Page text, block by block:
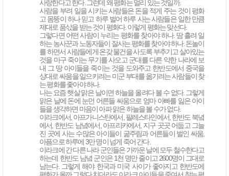
사랑한다고 한다. 그런데 왜 평화는 멀리 있는 것일까.
사람을 부려 일을 시키는 사람들은 돈을 적게 주는 것이 평화
고 몸뚱이 하나 믿고 하루 벌어 하루 사는 사람들은 일한 만큼
제대로 품삯을 받는 것이 평화다. 이렇게 평화는 맞선다.
그렇다면 어떤 사람이 누리는 평화를 찾아야 하나. 땀 흘려 일
하는 농사꾼과 노동자들이 잘사는 평화를 찾아야 하나. 돈놀이
를 하면서 사람들에게 온갖 물건을 사도록 부추기고 살아있는
것을 마구 죽이는 무기를 사오고 군대를 다른 약한 나라에 보
내 그 땅 아이들을 죽이는 것을 도와주고 한반도에서 중국을
상대로 싸움을 일으키려는 미군 부대를 옮기려는 사람들이 찾
는 평화를 좇아야 하나.
나는 요즘 햇살 맑은 날이면 하늘을 올려다 볼 수 없다. 그렇게
맑은 날에 돈에 눈먼 어른들 싸움으로 엄마 아빠를 잃은 아이
들을 생각하면 마음이 아파 맑은 하늘을 볼 수가 없다.
이라크에서, 아프가니스탄에서, 팔레스타인에서, 한반도 북녘
에서, 한반도 남녘에서, 아프리카에서, 지구 곳곳 어둡고 그늘
진 곳에 사는 수많은 아이들이 굶주림과 어른들이 벌인 싸움,
아픔으로 하루에 3만 명이 넘게 죽어 간다.
이라크에 간 다른 나라 군인들은 가까운 날에 모두 철수한다고
하는데 한반도 남녘 군인은 1천 명만 줄이고 2600명이 그대로
남는다. 그렇게 해야 한국과 미국 사이가 좋아지고 한반도에